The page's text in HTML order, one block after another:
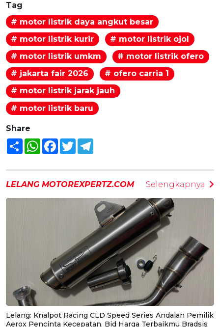
Tag
# motor listrik daya angkut besar
# motor listrik kurir
# motor listrik ojol
# motor listrik umkm
# motor listrik ofero
# jakarta fair 2026
# ofero carria 1
# motor listrik jarak jauh
# motor listrik baru
Share
Share WhatsAppFacebook
Twitter
LELANG MOTOREXPERTZ.COM Selengkapnya
Lelang: Knalpot Racing CLD Speed Series Andalan Pemilik
Aerox Pencinta Kecepatan, Bid Harga Terbaikmu Bradsis